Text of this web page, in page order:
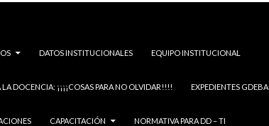
DATOS INSTITUCIONALES EQUIPO INSTITUCIONAL
DOCENCIA: ¡¡¡¡COSAS PARA NO OLVIDAR!!!! EXPEDIENTES GDEBA
CAPACITACIÓN NORMATIVA PARA DD – TI